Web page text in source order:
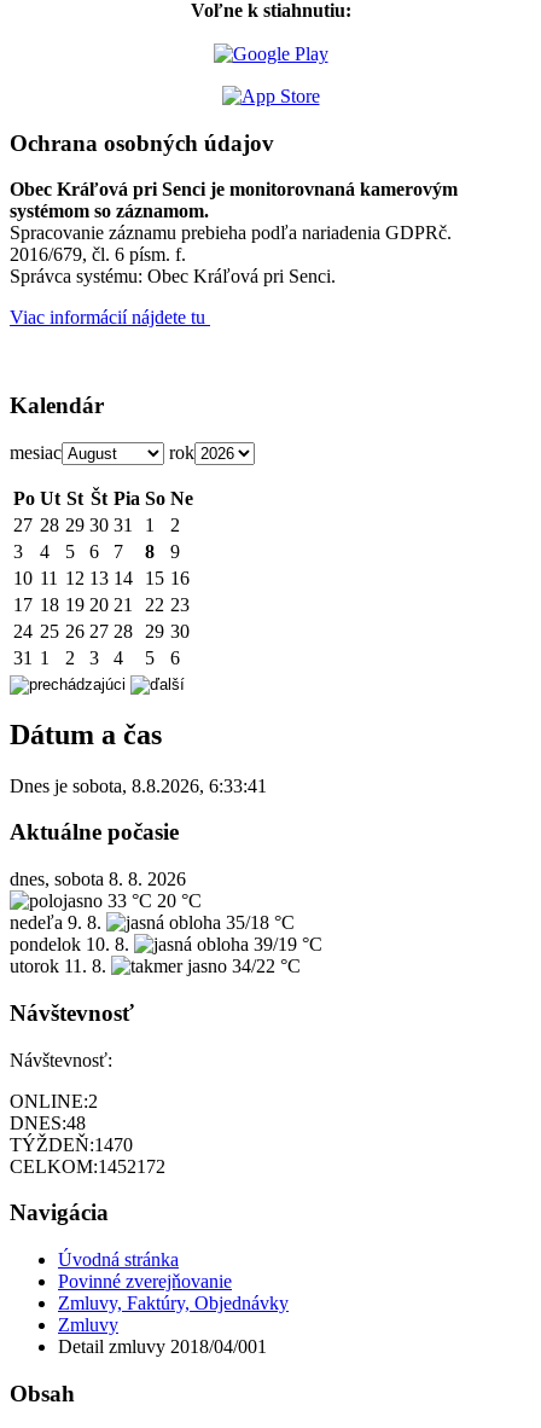
Voľne k stiahnutiu:
Ochrana osobných údajov
Obec Kráľová pri Senci je monitorovnaná kamerovým
systémom so záznamom.
Spracovanie záznamu prebieha podľa nariadenia GDPRč.
2016/679, čl. 6 písm. f.
Správca systému: Obec Kráľová pri Senci.
Viac informácií nájdete tu
Kalendár
mesiac rok
Po Ut St Št Pia So Ne
27 28 29 30 31 1
2
3
4 5 6 7 8
9
10 11 12 13 14 15 16
17 18 19 20 21 22 23
24 25 26 27 28 29 30
31 1 2 3 4 5 6
Dátum a čas
Dnes je sobota, 8.8.2026, 6:33:41
Aktuálne počasie
dnes, sobota 8. 8. 2026
33 °C 20 °C
nedeľa 9. 8.
35/18 °C
pondelok 10. 8.
39/19 °C
utorok 11. 8. 34/22 °C
Návštevnosť
Návštevnosť:
ONLINE:2
DNES:48
TÝŽDEŇ:1470
CELKOM:1452172
Navigácia
Úvodná stránka
Povinné zverejňovanie
Zmluvy, Faktúry, Objednávky
Zmluvy
Detail zmluvy 2018/04/001
Obsah